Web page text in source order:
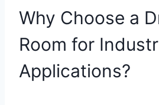
Why Choose a
Room for
Applications?